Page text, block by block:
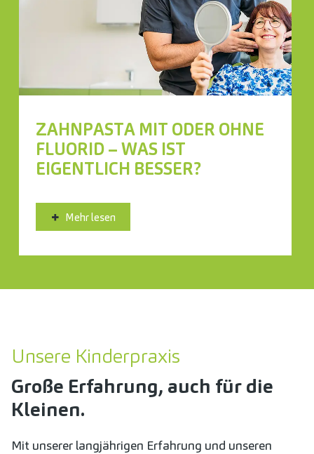
ZAHNPASTA MIT ODER OHNE
FLUORID – WAS IST
EIGENTLICH BESSER?
Mehr lesen
Unsere Kinderpraxis
Große Erfahrung, auch für die
Kleinen.
Mit unserer langjährigen Erfahrung und unseren